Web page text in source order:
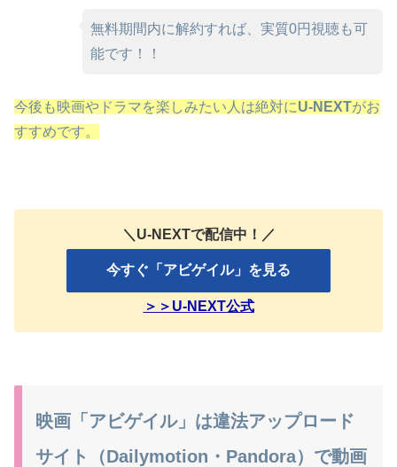
無料期間内に解約すれば、実質0円視聴も可
能です！！
今後も映画やドラマを楽しみたい人は絶対にU-NEXTがお
すすめです。
＼U-NEXTで配信中！／
今すぐ「アビゲイル」を見る
＞＞U-NEXT公式
映画「アビゲイル」は違法アップロード
サイト（Dailymotion・Pandora）で動画